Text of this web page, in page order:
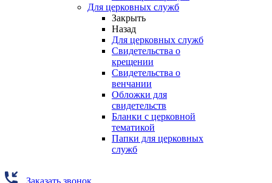
Для церковных служб
Закрыть
Назад
Для церковных служб
Свидетельства о
крещении
Свидетельства о
венчании
Обложки для
свидетельств
Бланки с церковной
тематикой
Папки для церковных
служб
Заказать звонок